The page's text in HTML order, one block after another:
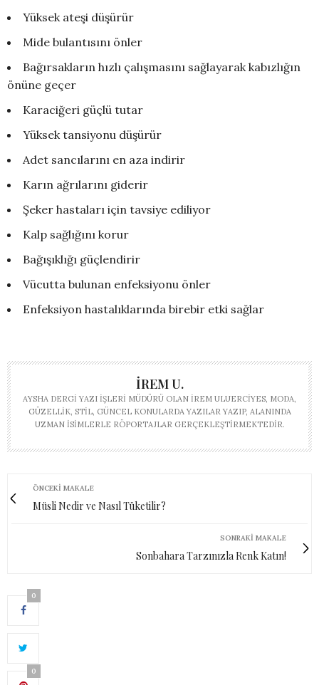
Yüksek ateşi düşürür
Mide bulantısını önler
Bağırsakların hızlı çalışmasını sağlayarak kabızlığın
önüne geçer
Karaciğeri güçlü tutar
Yüksek tansiyonu düşürür
Adet sancılarını en aza indirir
Karın ağrılarını giderir
Şeker hastaları için tavsiye ediliyor
Kalp sağlığını korur
Bağışıklığı güçlendirir
Vücutta bulunan enfeksiyonu önler
Enfeksiyon hastalıklarında birebir etki sağlar
İREM U.
AYSHA DERGI YAZI İŞLERI MÜDÜRÜ OLAN İREM ULUERCIYES, MODA,
GÜZELLIK, STIL, GÜNCEL KONULARDA YAZILAR YAZIP, ALANINDA
UZMAN ISIMLERLE RÖPORTAJLAR GERÇEKLEŞTIRMEKTEDIR.
ÖNCEKI MAKALE
Müsli Nedir ve Nasıl Tüketilir?
SONRAKI MAKALE
Sonbahara Tarzınızla Renk Katın!
0
0